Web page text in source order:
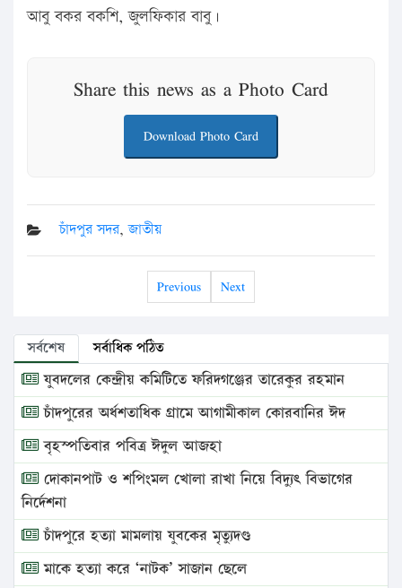
আবু বকর বকশি, জুলফিকার বাবু।
Share this news as a Photo Card
Download Photo Card
চাঁদপুর সদর,জাতীয়
Previous Next
সর্বশেষ সর্বাধিক পঠিত
যুবদলের কেন্দ্রীয় কমিটিতে ফরিদগঞ্জের তারেকুর রহমান
চাঁদপুরের অর্ধশতাধিক গ্রামে আগামীকাল কোরবানির ঈদ
বৃহস্পতিবার পবিত্র ঈদুল আজহা
দোকানপাট ও শপিংমল খোলা রাখা নিয়ে বিদ্যুৎ বিভাগের
নির্দেশনা
চাঁদপুরে হত্যা মামলায় যুবকের মৃত্যুদণ্ড
মাকে হত্যা করে ‘নাটক’ সাজান ছেলে